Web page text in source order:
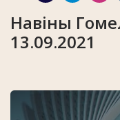
Навіны
13.09.2021